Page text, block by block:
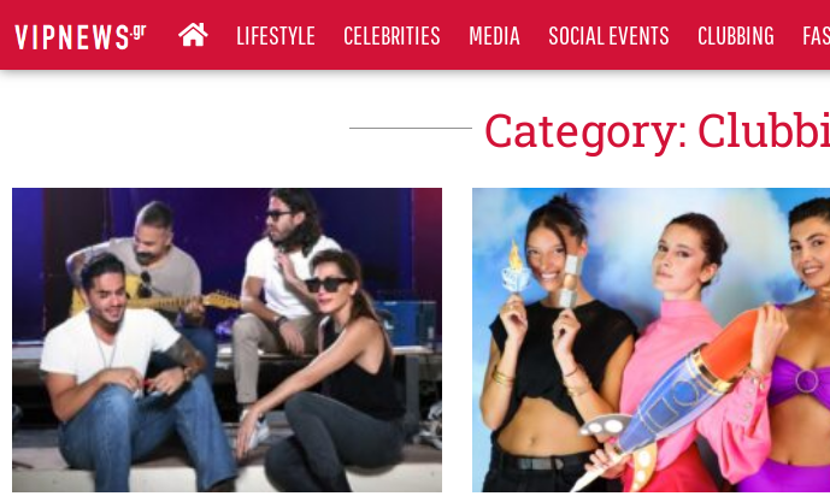
LIFESTYLE CELEBRITIES MEDIA SOCIAL EVENTS CLUBBING
Category: